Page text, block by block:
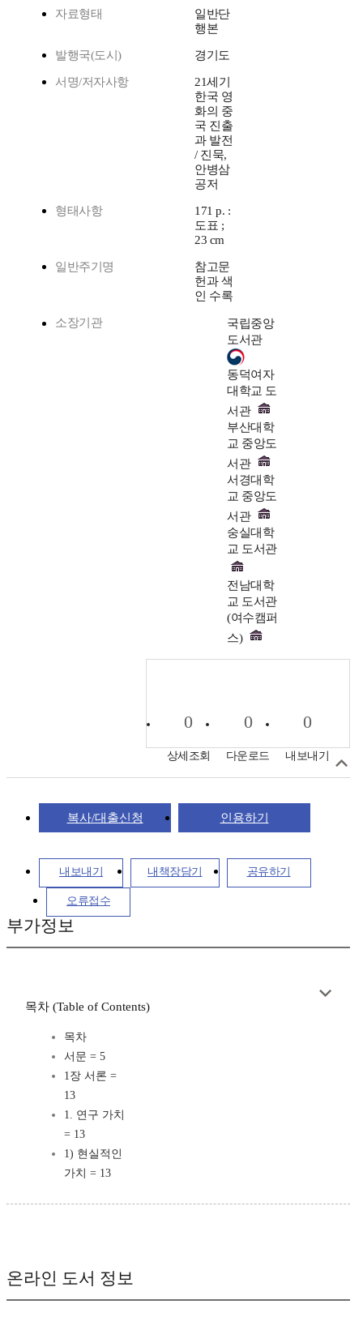
자료형태
일반단
행본
발행국(도시) 경기도
서명/저자사항
21세기
한국 영
화의 중
국 진출
과 발전
/ 진묵,
안병삼
공저
형태사항
171 p. :
도표 ;
23 cm
일반주기명
참고문
헌과 색
인 수록
소장기관
국립중앙
도서관
동덕여자
대학교 도
서관
부산대학
교 중앙도
서관
서경대학
교 중앙도
서관
숭실대학
교 도서관
전남대학
교 도서관
(여수캠퍼
스)
0
상세조회
0
다운로드
0
내보내기
복사/대출신청 인용하기
내보내기 내책장담기 공유하기
오류접수
부가정보
목차 (Table of Contents)
목차
서문 = 5
1장 서론 =
13
1. 연구 가치
= 13
1) 현실적인
가치 = 13
온라인 도서 정보